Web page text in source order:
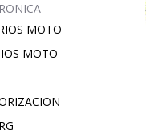
MOTO
MOTO